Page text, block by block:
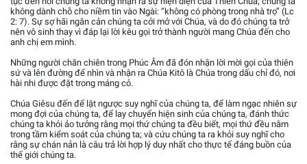
không dành chỗ cho niềm tin vào Ngài: “không có phòng trong nhà trọ” (Lc
2: 7). Sự sợ hãi ngăn cản chúng ta cởi mở với Chúa, và do đó chúng ta trở
nên vô sinh thay vì đáp lại lời kêu gọi trở thành người mang Chúa đến cho
anh chị em mình.
Những người chăn chiên trong Phúc Âm đã đón nhận lời mời gọi của thiên
sứ và lên đường để nhìn và nhận ra Chúa Kitô là Chúa trong dấu chỉ đó, nơi
hài nhi được đặt trong máng cỏ.
Chúa Giêsu đến để lật ngược suy nghĩ của chúng ta, để làm ngạc nhiên sự
mong đợi của chúng ta, để lay chuyển hiện sinh của chúng ta, đánh thức
chúng ta khỏi ảo tưởng rằng mọi thứ chúng ta đều biết, mọi thứ đều nằm
trong tầm kiểm soát của chúng ta; và cứu chúng ta ra khỏi suy nghĩ cho
rằng sự chán nản là câu trả lời hợp lý duy nhất cho thực tế đáng buồn của
thế giới chúng ta.